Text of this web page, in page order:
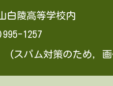
白陵高等学校内
1257
(スパム対策のため，